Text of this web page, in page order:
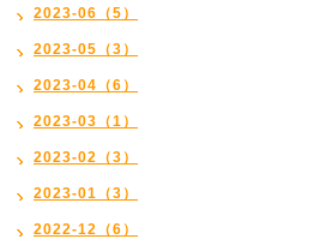
2023-06（5）
2023-05（3）
2023-04（6）
2023-03（1）
2023-02（3）
2023-01（3）
2022-12（6）